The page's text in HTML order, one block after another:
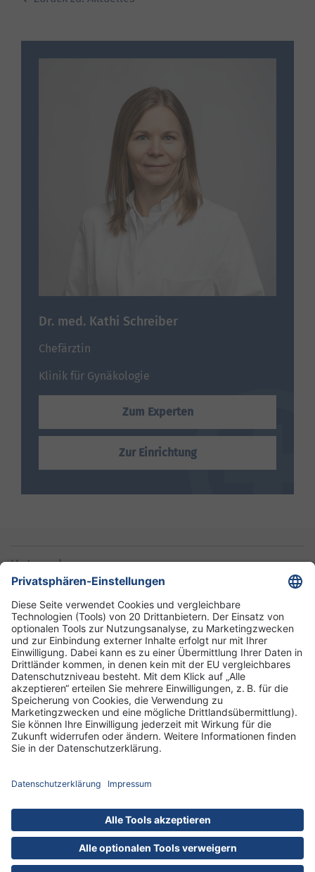
Dr. med. Kathi Schreiber
Chefärztin
Klinik für Gynäkologie
Zum Experten
Zur Einrichtung
Unternehmen
Informationen
Standorte
DRK-Schwesternschaft Berlin
Impressum
Hausordnung